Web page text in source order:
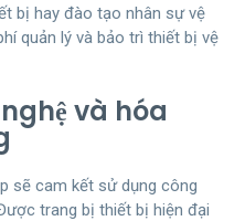
bị hay đào tạo nhân sự vệ
quản lý và bảo trì thiết bị vệ
và hóa
sẽ cam kết sử dụng công
trang bị thiết bị hiện đại